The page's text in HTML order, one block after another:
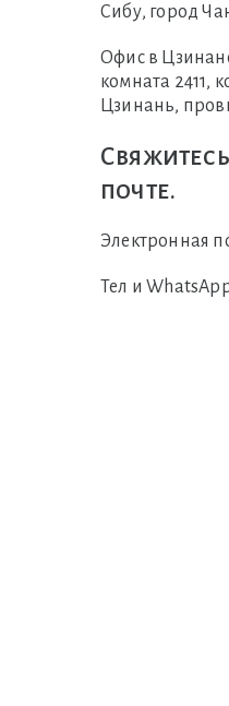
Сибу, город
Офис в
комната 2411,
Цзинань,
почте.
Электронная
Тел и